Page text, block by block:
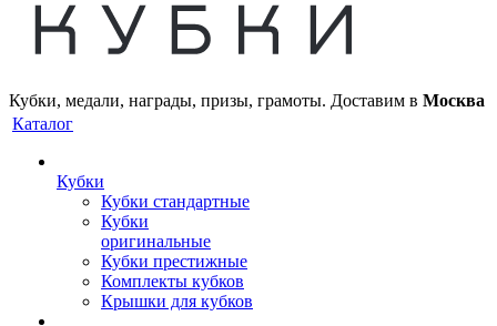
Кубки, медали, награды, призы, грамоты. Доставим в Москва
Каталог
Кубки
Кубки стандартные
Кубки
оригинальные
Кубки престижные
Комплекты кубков
Крышки для кубков